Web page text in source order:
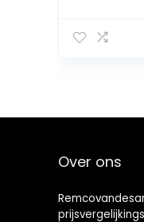
Gift
Over ons